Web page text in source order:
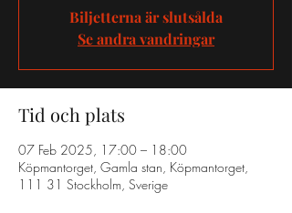
Biljetterna är slutsålda
Se andra vandringar
Tid och plats
07 Feb 2025, 17:00 – 18:00
Köpmantorget, Gamla stan, Köpmantorget,
111 31 Stockholm, Sverige